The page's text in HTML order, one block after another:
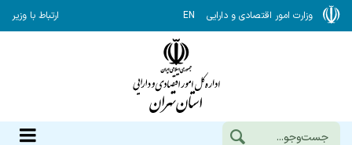
وزارت امور اقتصادی و دارایی EN ارتباط با وزیر